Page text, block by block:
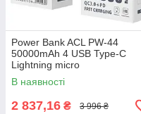
Power Bank ACL PW-44
50000mAh 4 USB Type-C
Lightning micro
В наявності
2 837,16 ₴ 3 996 ₴